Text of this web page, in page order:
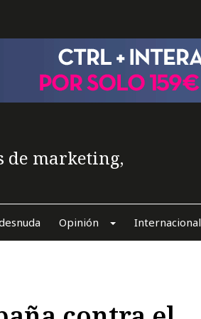
de marketing,
Opinión Internacional